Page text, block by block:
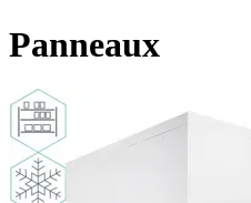
Panneaux